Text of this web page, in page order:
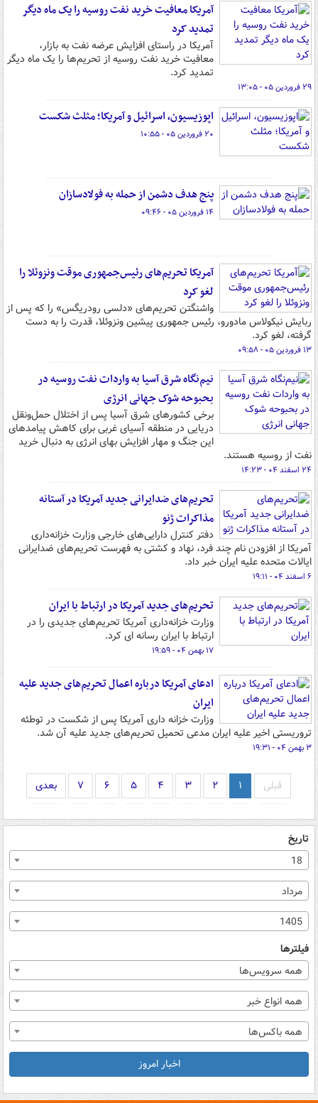
آمریکا معافیت خرید نفت روسیه را یک ماه دیگر
تمدید کرد
آمریکا در راستای افزایش عرضه نفت به بازار،
معافیت خرید نفت روسیه از تحریم‌ها را یک ماه دیگر
تمدید کرد.
۲۹ فروردین ۰۵ - ۱۳:۰۵
اپوزیسیون، اسرائیل و آمریکا؛ مثلث شکست
۲۰ فروردین ۰۵ - ۱۰:۵۵
پنج هدف دشمن از حمله به فولادسازان
۱۴ فروردین ۰۵ - ۰۹:۴۶
آمریکا تحریم‌های رئیس‌جمهوری موقت ونزوئلا را
لغو کرد
واشنگتن تحریم‌های «دلسی رودریگس» را که پس از
ربایش نیکولاس مادورو، رئیس جمهوری پیشین ونزوئلا، قدرت را به دست
گرفته، لغو کرد.
۱۳ فروردین ۰۵ - ۰۹:۵۸
نیم‌نگاه شرق آسیا به واردات نفت روسیه در
بحبوحه شوک جهانی انرژی
برخی کشورهای شرق آسیا پس از اختلال حمل‌ونقل
دریایی در منطقه آسیای غربی برای کاهش پیامدهای
این جنگ و مهار افزایش بهای انرژی به دنبال خرید
نفت از روسیه هستند.
۲۴ اسفند ۰۴ - ۱۴:۲۳
تحریم‌های ضدایرانی جدید آمریکا در آستانه
مذاکرات ژنو
دفتر کنترل دارایی‌های خارجی وزارت خزانه‌داری
آمریکا از افزودن نام چند فرد، نهاد و کشتی به فهرست تحریم‌های ضدایرانی
ایالات متحده علیه ایران خبر داد.
۶ اسفند ۰۴ - ۱۹:۱۱
تحریم‌های جدید آمریکا در ارتباط با ایران
وزارت خزانه‌داری آمریکا تحریم‌های جدیدی را در
ارتباط با ایران رسانه ای کرد.
۱۷ بهمن ۰۴ - ۱۹:۵۹
ادعای آمریکا درباره اعمال تحریم‌های جدید علیه
ایران
وزارت خزانه داری آمریکا پس از شکست در توطئه
تروریستی اخیر علیه ایران مدعی تحمیل تحریم‌های جدید علیه آن شد.
۳ بهمن ۰۴ - ۱۹:۳۱
قبلی ۱ ۲ ۳ ۴ ۵ ۶ ۷ بعدی
تاریخ
18
مرداد
1405
فیلترها
همه سرویس‌ها
همه انواع خبر
همه باکس‌ها
اخبار امروز